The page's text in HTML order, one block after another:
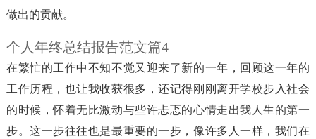
做出的贡献。
个人年终总结报告范文篇4
在繁忙的工作中不知不觉又迎来了新的一年，回顾这一年的
工作历程，也让我收获很多，还记得刚刚离开学校步入社会
的时候，怀着无比激动与些许忐忑的心情走出我人生的第一
步。这一步往往也是最重要的一步，像许多人一样，我们在